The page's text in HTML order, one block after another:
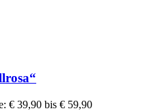
€ 39,90 bis € 59,90